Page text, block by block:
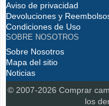
Coruna, Celta de Vigo,
La Premier League 2026-
Manchester United,
Fiorentina, etc.
Bundesliga 2026-2027 :
Ligue 1 2026-2027 : PSG,
Disfruta personalizando tus
Aviso de privacidad
Devoluciones y
Condiciones de Uso
SOBRE NOSOTROS
Sobre Nosotros
Mapa del sitio
Noticias
© 2007-2026 Comprar
los